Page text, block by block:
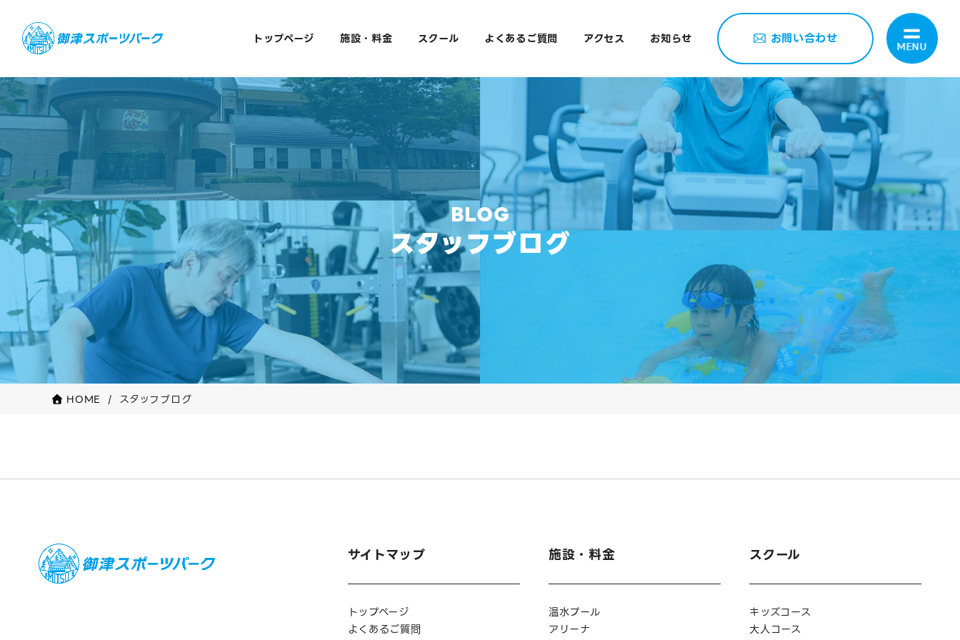
トップページ 施設・料金 スクール よくあるご質問 アクセス お知らせ お問い合わせ
MENU
BLOG
スタッフブログ
HOME スタッフブログ
サイトマップ
トップページ
よくあるご質問
施設・料金
温水プール
アリーナ
スクール
キッズコース
大人コース